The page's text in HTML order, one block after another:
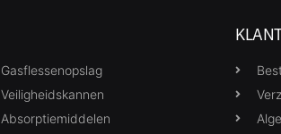
Gasflessenopslag
Veiligheidskannen
Absorptiemiddelen